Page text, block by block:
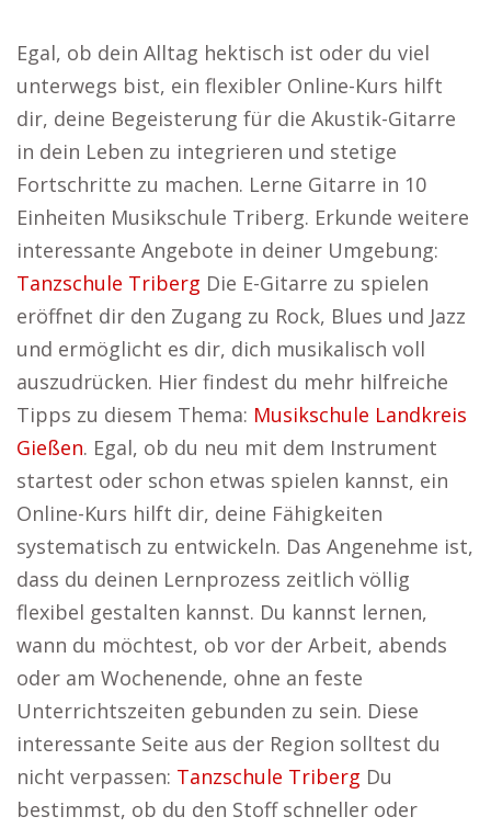
Egal, ob dein Alltag hektisch ist oder du viel
unterwegs bist, ein flexibler Online-Kurs hilft
dir, deine Begeisterung für die Akustik-Gitarre
in dein Leben zu integrieren und stetige
Fortschritte zu machen. Lerne Gitarre in 10
Einheiten Musikschule Triberg. Erkunde weitere
interessante Angebote in deiner Umgebung:
Tanzschule Triberg Die E-Gitarre zu spielen
eröffnet dir den Zugang zu Rock, Blues und Jazz
und ermöglicht es dir, dich musikalisch voll
auszudrücken. Hier findest du mehr hilfreiche
Tipps zu diesem Thema: Musikschule Landkreis
Gießen. Egal, ob du neu mit dem Instrument
startest oder schon etwas spielen kannst, ein
Online-Kurs hilft dir, deine Fähigkeiten
systematisch zu entwickeln. Das Angenehme ist,
dass du deinen Lernprozess zeitlich völlig
flexibel gestalten kannst. Du kannst lernen,
wann du möchtest, ob vor der Arbeit, abends
oder am Wochenende, ohne an feste
Unterrichtszeiten gebunden zu sein. Diese
interessante Seite aus der Region solltest du
nicht verpassen: Tanzschule Triberg Du
bestimmst, ob du den Stoff schneller oder